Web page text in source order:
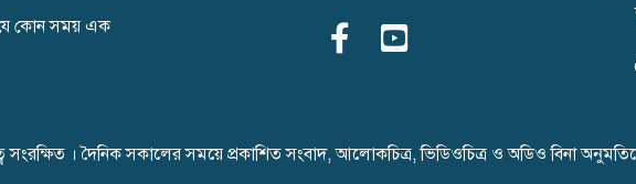
যে কোন সময় এক
সংরক্ষিত । দৈনিক সকালের সময়ে প্রকাশিত সংবাদ, আলোকচিত্র, ভিডিওচিত্র ও অডিও বিনা